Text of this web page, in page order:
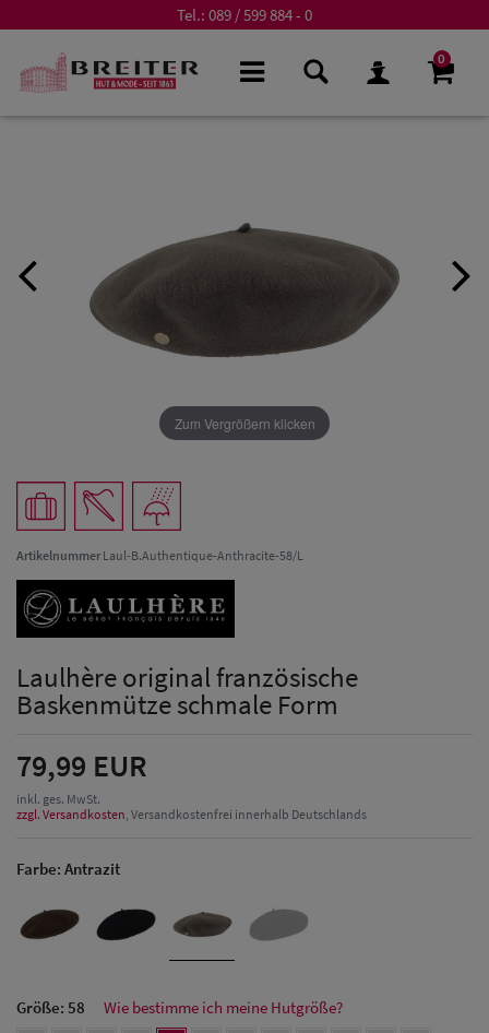
Tel.: 089 / 599 884 - 0
0
Herren Caps
Zum Vergrößern klicken
ArtikelnummerLaul-B.Authentique-Anthracite-58/L
Laulhère original französische
Baskenmütze schmale Form
79,99 EUR
inkl. ges. MwSt.
zzgl. Versandkosten , Versandkostenfrei innerhalb Deutschlands
Farbe: Antrazit
Größe: 58
Wie bestimme ich meine Hutgröße?